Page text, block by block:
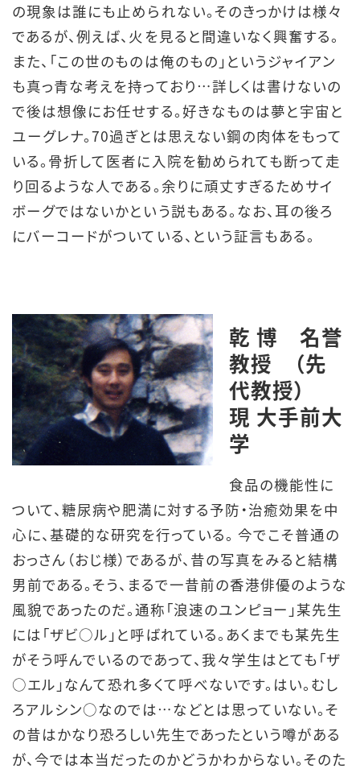
の現象は誰にも止められない。そのきっかけは様々
であるが、例えば、火を見ると間違いなく興奮する。
また、「この世のものは俺のもの」というジャイアン
も真っ青な考えを持っており…詳しくは書けないの
で後は想像にお任せする。好きなものは夢と宇宙と
ユーグレナ。70過ぎとは思えない鋼の肉体をもって
いる。骨折して医者に入院を勧められても断って走
り回るような人である。余りに頑丈すぎるためサイ
ボーグではないかという説もある。なお、耳の後ろ
にバーコードがついている、という証言もある。
乾 博 名誉
教授 （先
代教授）
現 大手前大
学
食品の機能性に
ついて、糖尿病や肥満に対する予防・治癒効果を中
心に、基礎的な研究を行っている。 今でこそ普通の
おっさん（おじ様）であるが、昔の写真をみると結構
男前である。そう、まるで一昔前の香港俳優のような
風貌であったのだ。通称「浪速のユンピョー」某先生
には「ザビ○ル」と呼ばれている。あくまでも某先生
がそう呼んでいるのであって、我々学生はとても「ザ
○エル」なんて恐れ多くて呼べないです。はい。むし
ろアルシン○なのでは…などとは思っていない。そ
の昔はかなり恐ろしい先生であったという噂がある
が、今では本当だったのかどうかわからない。そのた